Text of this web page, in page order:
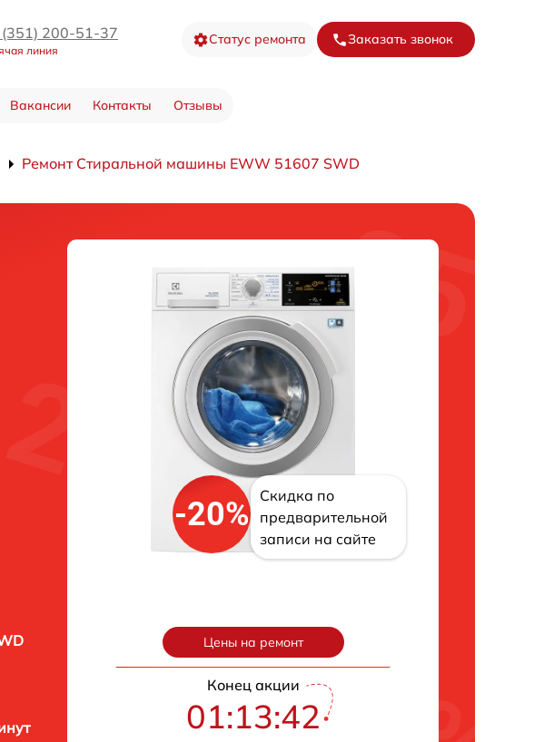
(351) 200-51-37
линия
Статус ремонта Заказать звонок
Вакансии Контакты Отзывы
Ремонт Стиральной машины EWW 51607 SWD
-20%
Скидка по
предварительной
записи на сайте
Цены на ремонт
Конец акции
01:13:41